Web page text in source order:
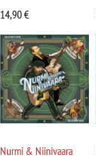
14,90€
Nurmi & Niinivaara